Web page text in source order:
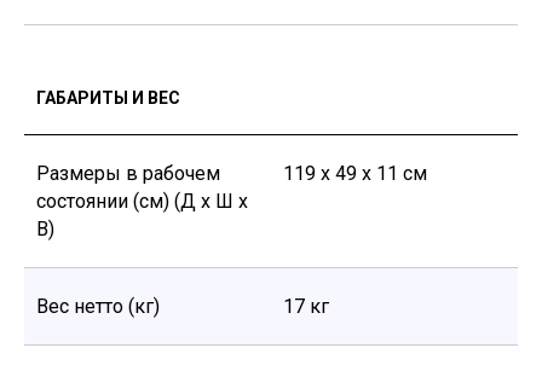
ГАБАРИТЫ И ВЕС
Размеры в рабочем
состоянии (см) (Д х Ш х
В)
119 x 49 x 11 см
Вес нетто (кг) 17 кг